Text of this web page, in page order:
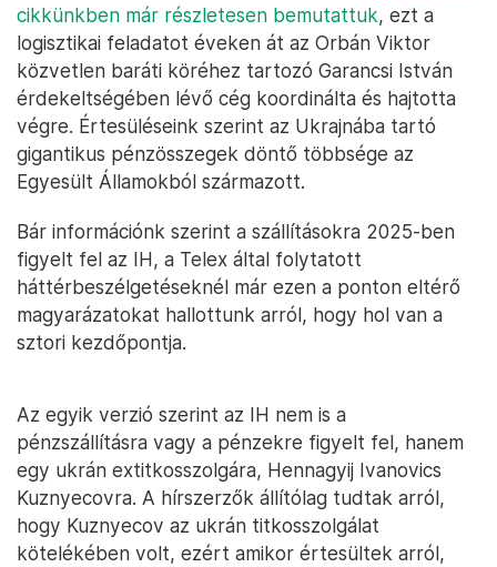
cikkünkben már részletesen bemutattuk, ezt a
logisztikai feladatot éveken át az Orbán Viktor
közvetlen baráti köréhez tartozó Garancsi István
érdekeltségében lévő cég koordinálta és hajtotta
végre. Értesüléseink szerint az Ukrajnába tartó
gigantikus pénzösszegek döntő többsége az
Egyesült Államokból származott.
Bár információnk szerint a szállításokra 2025-ben
figyelt fel az IH, a Telex által folytatott
háttérbeszélgetéseknél már ezen a ponton eltérő
magyarázatokat hallottunk arról, hogy hol van a
sztori kezdőpontja.
Az egyik verzió szerint az IH nem is a
pénzszállításra vagy a pénzekre figyelt fel, hanem
egy ukrán extitkosszolgára, Hennagyij Ivanovics
Kuznyecovra. A hírszerzők állítólag tudtak arról,
hogy Kuznyecov az ukrán titkosszolgálat
kötelékében volt, ezért amikor értesültek arról,